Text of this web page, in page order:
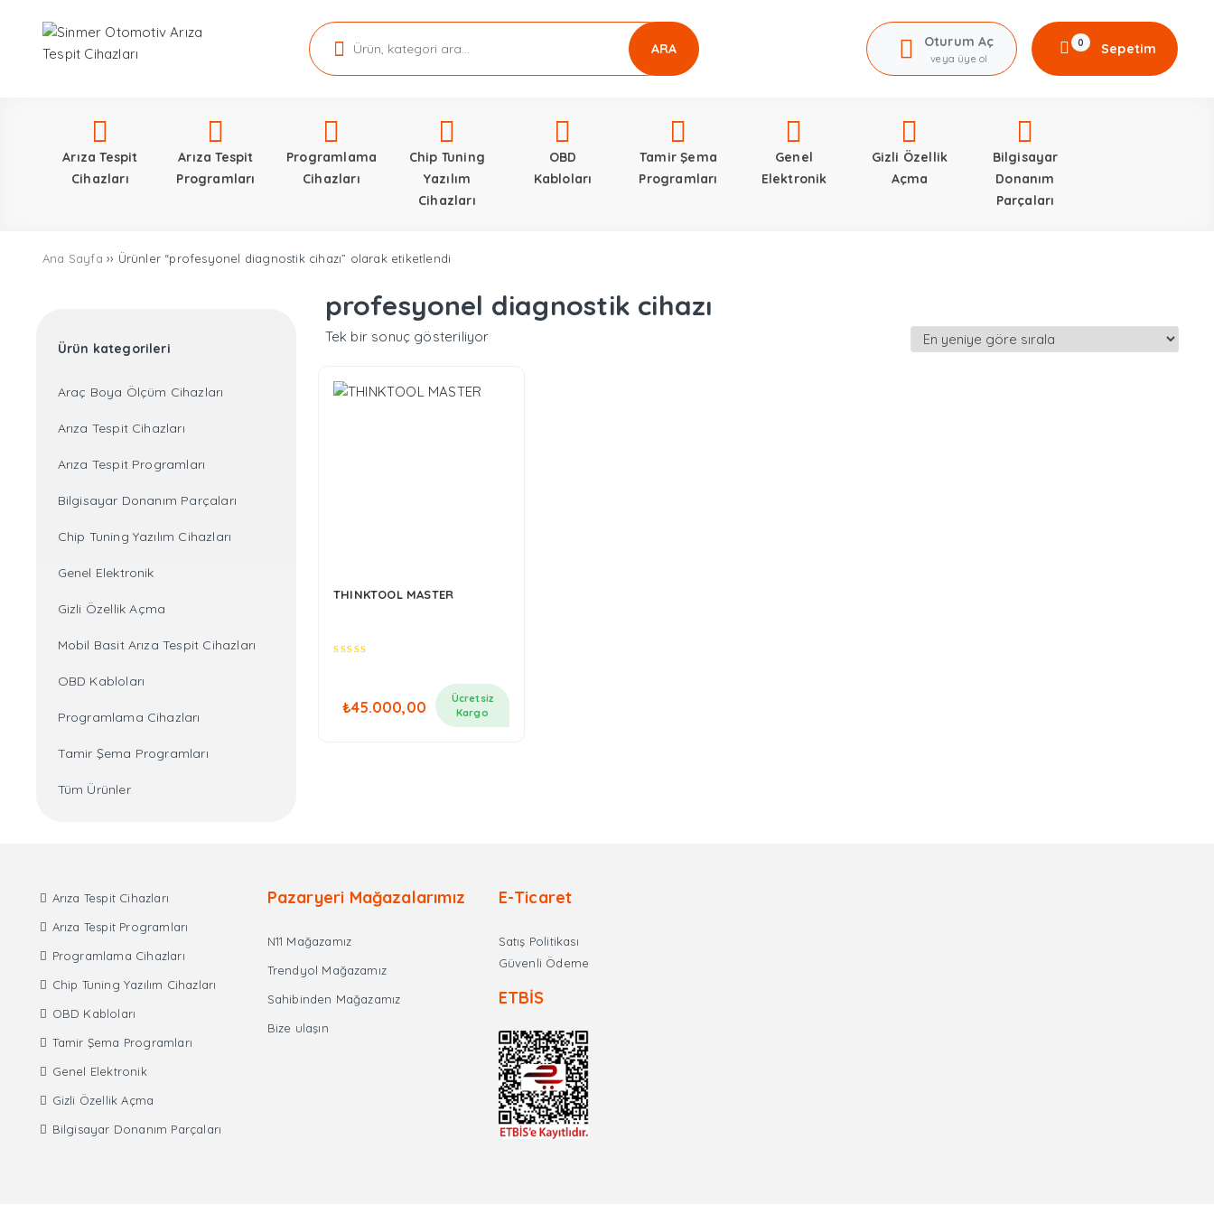
ARA Oturum Aç
veya üye ol
0 Sepetim
Arıza Tespit
Cihazları
Arıza Tespit
Programları
Programlama
Cihazları
Chip Tuning
Yazılım
Cihazları
OBD
Kabloları
Tamir Şema
Programları
Genel
Elektronik
Gizli Özellik
Açma
Bilgisayar
Donanım
Parçaları
Ana Sayfa ›› Ürünler “profesyonel diagnostik cihazı” olarak etiketlendi
Ürün kategorileri
Araç Boya Ölçüm Cihazları
Arıza Tespit Cihazları
Arıza Tespit Programları
Bilgisayar Donanım Parçaları
Chip Tuning Yazılım Cihazları
Genel Elektronik
Gizli Özellik Açma
Mobil Basit Arıza Tespit Cihazları
OBD Kabloları
Programlama Cihazları
Tamir Şema Programları
Tüm Ürünler
profesyonel diagnostik cihazı
Tek bir sonuç gösteriliyor
THINKTOOL MASTER
₺45.000,00
Ücretsiz
Kargo
Arıza Tespit Cihazları
Arıza Tespit Programları
Programlama Cihazları
Chip Tuning Yazılım Cihazları
OBD Kabloları
Tamir Şema Programları
Genel Elektronik
Gizli Özellik Açma
Bilgisayar Donanım Parçaları
Pazaryeri Mağazalarımız
N11 Mağazamız
Trendyol Mağazamız
Sahibinden Mağazamız
Bize ulaşın
E-Ticaret
Satış Politikası
Güvenli Ödeme
ETBİS